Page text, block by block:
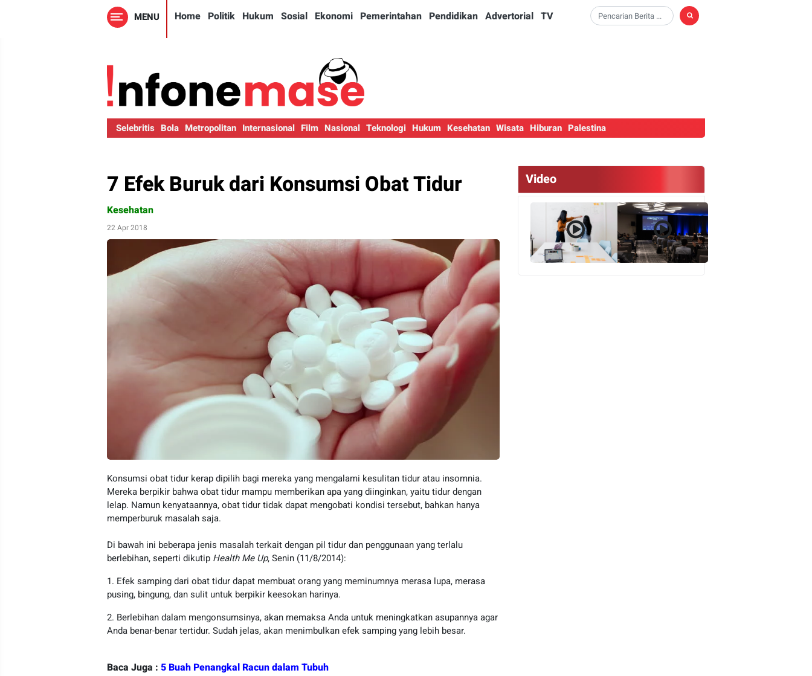
MENU Home Politik Hukum Sosial Ekonomi Pemerintahan Pendidikan Advertorial TV
Selebritis Bola Metropolitan Internasional Film Nasional Teknologi Hukum Kesehatan Wisata Hiburan Palestina
7 Efek Buruk dari Konsumsi Obat Tidur
Kesehatan
22 Apr 2018
Konsumsi obat tidur kerap dipilih bagi mereka yang mengalami kesulitan tidur atau insomnia.
Mereka berpikir bahwa obat tidur mampu memberikan apa yang diinginkan, yaitu tidur dengan
lelap. Namun kenyataannya, obat tidur tidak dapat mengobati kondisi tersebut, bahkan hanya
memperburuk masalah saja.
Di bawah ini beberapa jenis masalah terkait dengan pil tidur dan penggunaan yang terlalu
berlebihan, seperti dikutip Health Me Up, Senin (11/8/2014):
1. Efek samping dari obat tidur dapat membuat orang yang meminumnya merasa lupa, merasa
pusing, bingung, dan sulit untuk berpikir keesokan harinya.
2. Berlebihan dalam mengonsumsinya, akan memaksa Anda untuk meningkatkan asupannya agar
Anda benar-benar tertidur. Sudah jelas, akan menimbulkan efek samping yang lebih besar.
Baca Juga : 5 Buah Penangkal Racun dalam Tubuh
Video